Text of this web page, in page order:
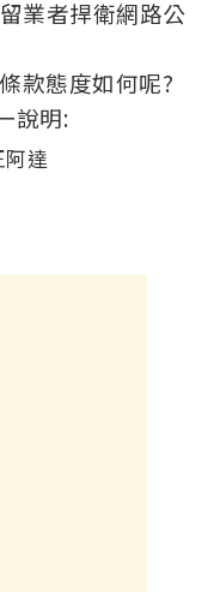
業者捍衛網路公
款態度如何呢?
說明: